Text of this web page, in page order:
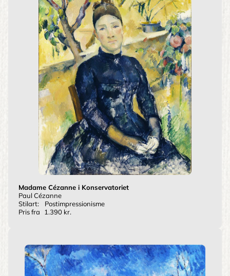
Madame Cézanne i Konservatoriet
Paul Cézanne
Stilart:
Postimpressionisme
Pris fra
1.390 kr.